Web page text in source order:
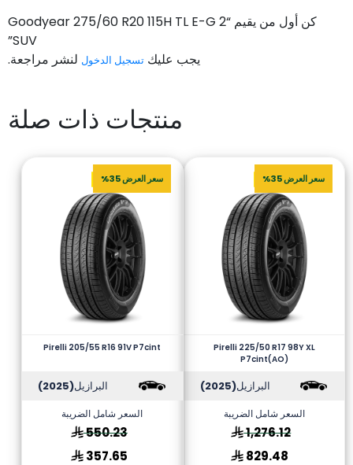
كن أول من يقيم “Goodyear 275/60 R20 115H TL E-G 2
SUV”
يجب عليك تسجيل الدخول لنشر مراجعة.
منتجات ذات صلة
سعر العرض 35%
Pirelli 225/50 R17 98Y XL
P7cint(AO)
البرازيل(2025)
السعر شامل الضريبة
1,276.12
829.48
سعر العرض 35%
Pirelli 205/55 R16 91V P7cint
البرازيل(2025)
السعر شامل الضريبة
550.23
357.65